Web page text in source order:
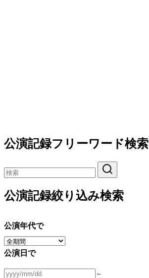
公演記録フリーワード検索
公演記録絞り込み検索
公演年代で
公演日で
～